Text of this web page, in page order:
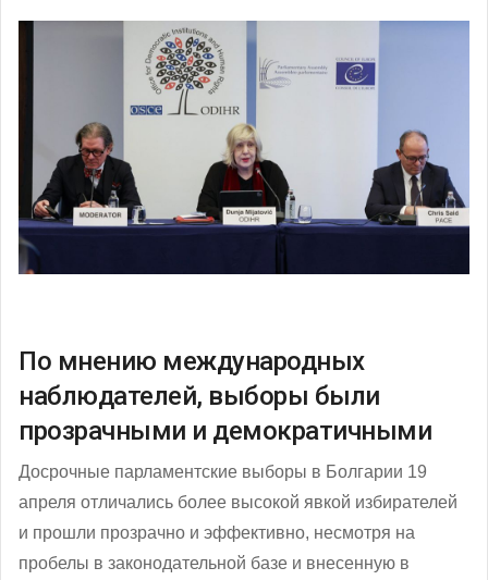
По мнению международных
наблюдателей, выборы были
прозрачными и демократичными
Досрочные парламентские выборы в Болгарии 19
апреля отличались более высокой явкой избирателей
и прошли прозрачно и эффективно, несмотря на
пробелы в законодательной базе и внесенную в